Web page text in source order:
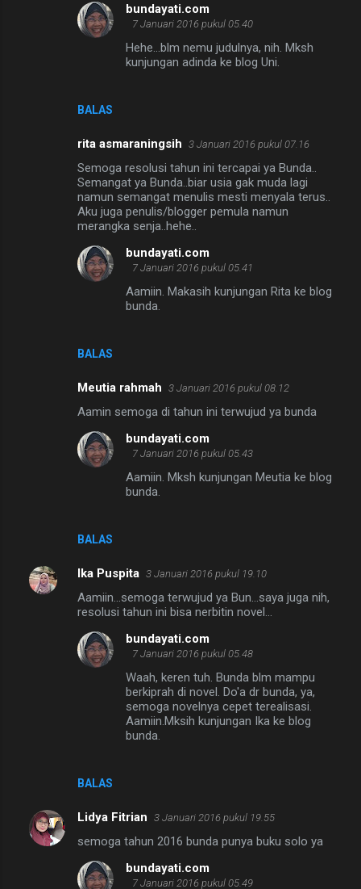
BALAS
bundayati.com
7 Januari 2016 pukul 05.40
Hehe...blm nemu judulnya, nih. Mksh
kunjungan adinda ke blog Uni.
rita asmaraningsih 3 Januari 2016 pukul 07.16
Semoga resolusi tahun ini tercapai ya Bunda..
Semangat ya Bunda..biar usia gak muda lagi
namun semangat menulis mesti menyala terus..
Aku juga penulis/blogger pemula namun
merangka senja..hehe..
BALAS
bundayati.com
7 Januari 2016 pukul 05.41
Aamiin. Makasih kunjungan Rita ke blog
bunda.
Meutia rahmah 3 Januari 2016 pukul 08.12
Aamin semoga di tahun ini terwujud ya bunda
BALAS
bundayati.com
7 Januari 2016 pukul 05.43
Aamiin. Mksh kunjungan Meutia ke blog
bunda.
Ika Puspita 3 Januari 2016 pukul 19.10
Aamiin...semoga terwujud ya Bun...saya juga nih,
resolusi tahun ini bisa nerbitin novel...
BALAS
bundayati.com
7 Januari 2016 pukul 05.48
Waah, keren tuh. Bunda blm mampu
berkiprah di novel. Do'a dr bunda, ya,
semoga novelnya cepet terealisasi.
Aamiin.Mksih kunjungan Ika ke blog
bunda.
Lidya Fitrian 3 Januari 2016 pukul 19.55
semoga tahun 2016 bunda punya buku solo ya
bundayati.com
7 Januari 2016 pukul 05.49